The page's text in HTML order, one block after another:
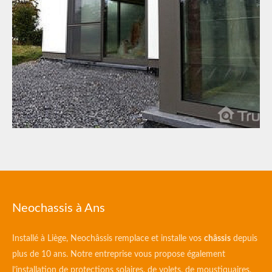
Neochassis à Ans
Installé à Liège, Neochâssis remplace et installe vos châssis depuis
plus de 10 ans. Notre entreprise vous propose également
l’installation de protections solaires, de volets, de moustiquaires,